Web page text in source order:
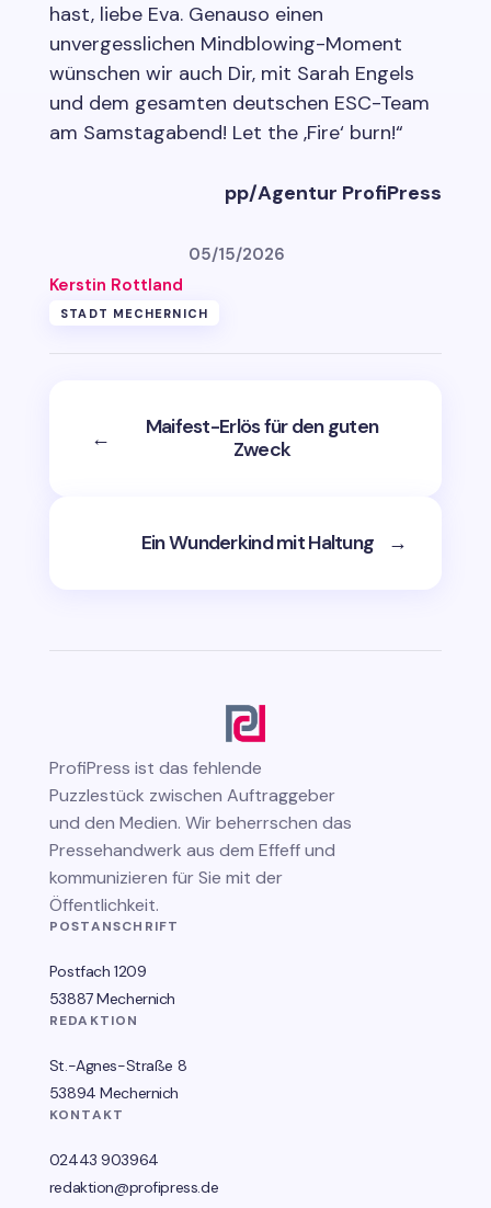
hast, liebe Eva. Genauso einen
unvergesslichen Mindblowing-Moment
wünschen wir auch Dir, mit Sarah Engels
und dem gesamten deutschen ESC-Team
am Samstagabend! Let the ‚Fire‘ burn!“
pp/Agentur ProfiPress
Kerstin Rottland
05/15/2026
STADT MECHERNICH
←
Maifest-Erlös für den guten
Zweck
Ein Wunderkind mit Haltung →
ProfiPress ist das fehlende
Puzzlestück zwischen Auftraggeber
und den Medien. Wir beherrschen das
Pressehandwerk aus dem Effeff und
kommunizieren für Sie mit der
Öffentlichkeit.
POSTANSCHRIFT
Postfach 1209
53887 Mechernich
REDAKTION
St.-Agnes-Straße 8
53894 Mechernich
KONTAKT
02443 903964
redaktion@profipress.de